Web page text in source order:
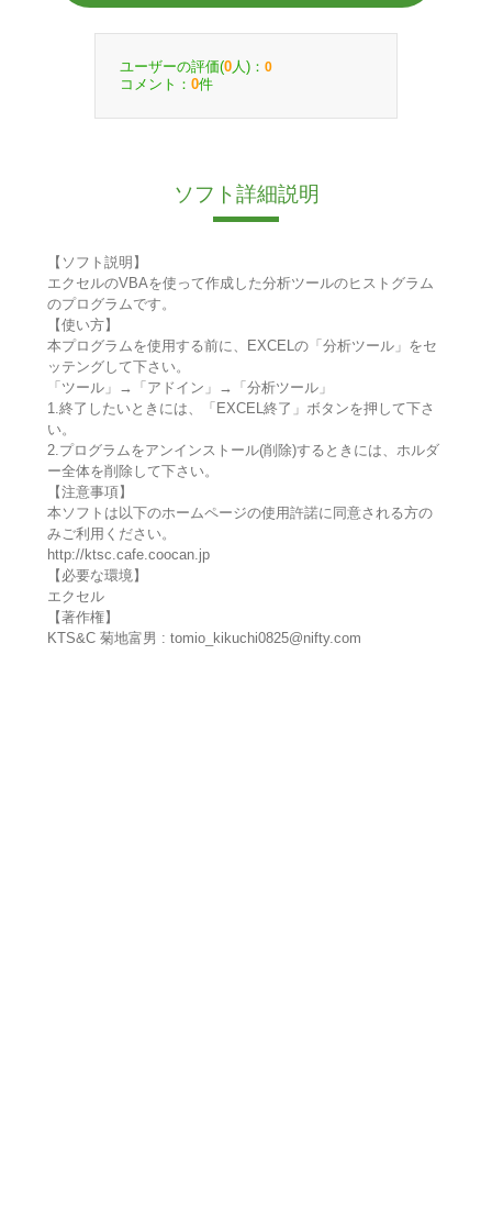
ユーザーの評価(0 人)： 0
コメント： 0件
ソフト詳細説明
【ソフト説明】
エクセルのVBAを使って作成した分析ツールのヒストグラム
のプログラムです。
【使い方】
本プログラムを使用する前に、EXCELの「分析ツール」をセ
ッテングして下さい。
「ツール」→「アドイン」→「分析ツール」
1.終了したいときには、「EXCEL終了」ボタンを押して下さ
い。
2.プログラムをアンインストール(削除)するときには、ホルダ
ー全体を削除して下さい。
【注意事項】
本ソフトは以下のホームページの使用許諾に同意される方の
みご利用ください。
http://ktsc.cafe.coocan.jp
【必要な環境】
エクセル
【著作権】
KTS&C 菊地富男 : tomio_kikuchi0825@nifty.com